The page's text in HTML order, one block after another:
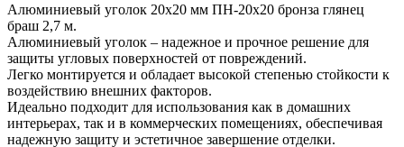
Алюминиевый уголок 20х20 мм ПН-20х20 бронза глянец
браш 2,7 м.
Алюминиевый уголок – надежное и прочное решение для
защиты угловых поверхностей от повреждений.
Легко монтируется и обладает высокой степенью стойкости к
воздействию внешних факторов.
Идеально подходит для использования как в домашних
интерьерах, так и в коммерческих помещениях, обеспечивая
надежную защиту и эстетичное завершение отделки.